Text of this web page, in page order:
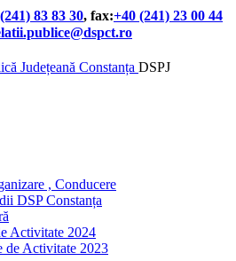
83 83 30, fax:+40 (241) 23 00 44
DSPJ
, Conducere
DSP Constanța
Activitate 2024
de Activitate 2023